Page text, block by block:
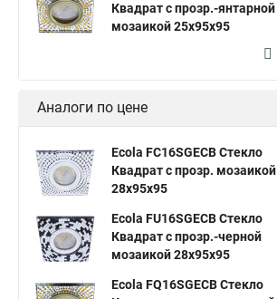
Квадрат с прозр.-янтарной
мозаикой 25x95x95
Аналоги по цене
Ecola FC16SGECB Стекло
Квадрат с прозр. мозаикой
28x95x95
Ecola FU16SGECB Стекло
Квадрат с прозр.-черной
мозаикой 28x95x95
Ecola FQ16SGECB Стекло